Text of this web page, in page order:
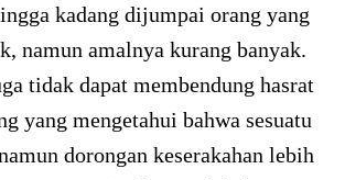
kadang dijumpai orang yang
namun amalnya kurang banyak.
tidak dapat membendung hasrat
yang mengetahui bahwa sesuatu
dorongan keserakahan lebih